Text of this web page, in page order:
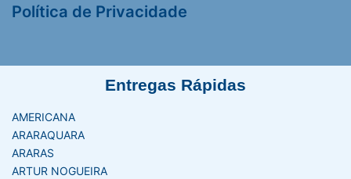
Política de Privacidade
Entregas Rápidas
AMERICANA
ARARAQUARA
ARARAS
ARTUR NOGUEIRA